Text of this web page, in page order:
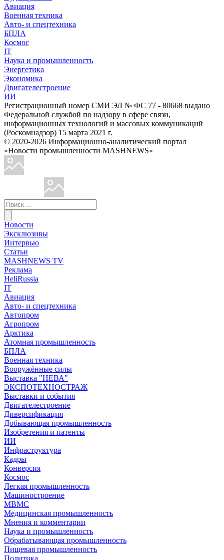
Авиация
Военная техника
Авто- и спецтехника
БПЛА
Космос
IT
Наука и промышленность
Энергетика
Экономика
Двигателестроение
ИИ
Регистрационный номер СМИ ЭЛ № ФС 77 - 80668 выдано
Федеральной службой по надзору в сфере связи,
информационных технологий и массовых коммуникаций
(Роскомнадзор) 15 марта 2021 г.
© 2020-2026 Информационно-аналитический портал
«Новости промышленности MASHNEWS»
Новости
Эксклюзивы
Интервью
Статьи
MASHNEWS TV
Реклама
HeliRussia
IT
Авиация
Авто- и спецтехника
Автопром
Агропром
Арктика
Атомная промышленность
БПЛА
Военная техника
Вооружённые силы
Выставка "НЕВА"
ЭКСПОТЕХНОСТРАЖ
Выставки и события
Двигателестроение
Диверсификация
Добывающая промышленность
Изобретения и патенты
ИИ
Инфраструктура
Кадры
Конверсия
Космос
Легкая промышленность
Машиностроение
МВМС
Медицинская промышленность
Мнения и комментарии
Наука и промышленность
Обрабатывающая промышленность
Пищевая промышленность
Политика